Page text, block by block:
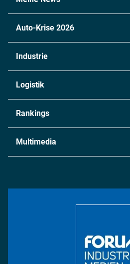
Auto-Krise 2026
Industrie
Chemie
Metall
Energie
Logistik
Rankings
Multimedia